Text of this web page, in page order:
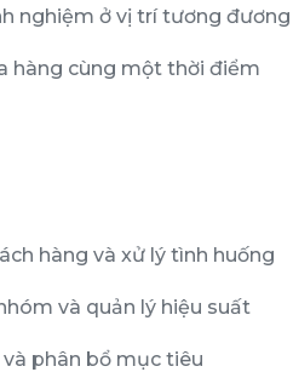
nghiệm ở vị trí tương
hàng cùng một thời điểm
hàng và xử lý tình huống
và quản lý hiệu suất
phân bổ mục tiêu